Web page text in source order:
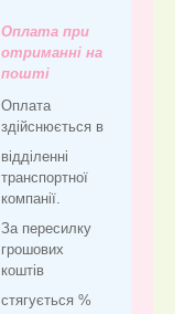
Оплата при
отриманні на
пошті
Оплата
здійснюється в
відділенні
транспортної
компанії.
За пересилку
грошових
коштів
стягується %